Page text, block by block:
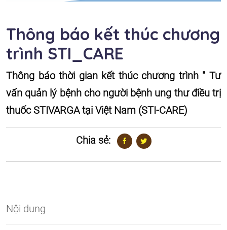
Thông báo kết thúc chương
trình STI_CARE
Thông báo thời gian kết thúc chương trình " Tư
vấn quản lý bệnh cho người bệnh ung thư điều trị
thuốc STIVARGA tại Việt Nam (STI-CARE)
Chia sẻ:
Nội dung